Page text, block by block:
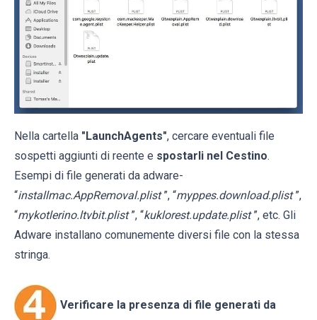
Nella cartella "LaunchAgents", cercare eventuali file
sospetti aggiunti di reente e spostarli nel Cestino.
Esempi di file generati da adware-
“installmac.AppRemoval.plist ”, “myppes.download.plist ”,
“mykotlerino.ltvbit.plist ”, “kuklorest.update.plist ”, etc. Gli
Adware installano comunemente diversi file con la stessa
stringa.
Verificare la presenza di file generati da